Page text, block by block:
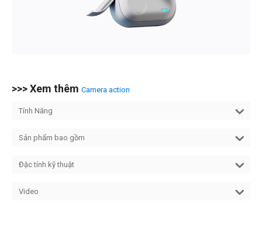
>>> Xem thêm Camera action
Tính Năng
Sản phẩm bao gồm
Đặc tính kỹ thuật
Video